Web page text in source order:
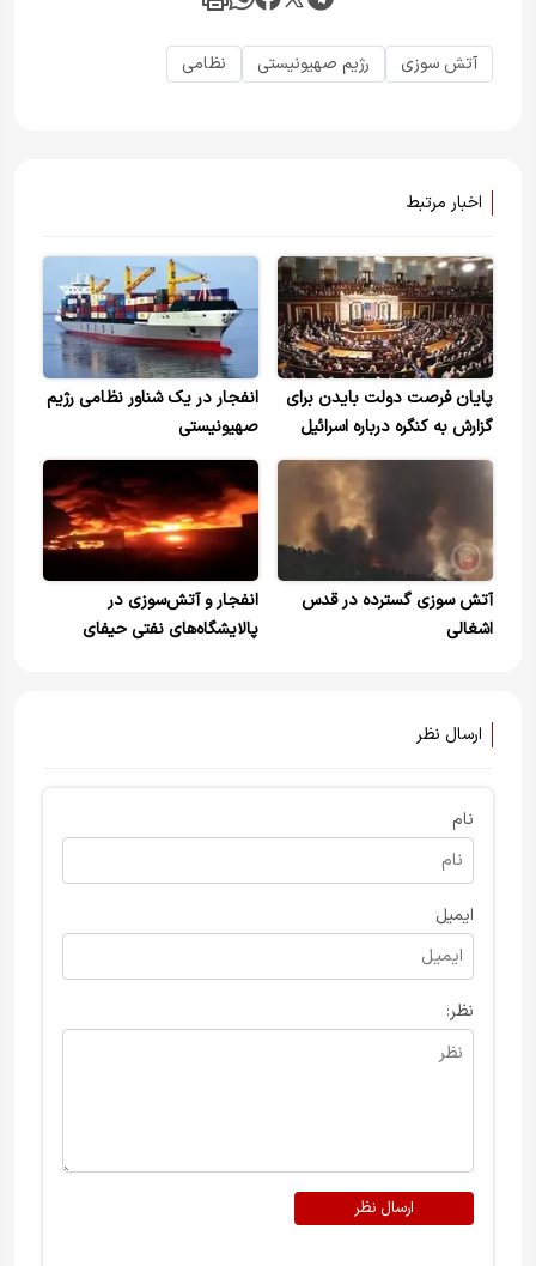
آتش سوزی رژیم صهیونیستی نظامی
اخبار مرتبط
پایان فرصت دولت بایدن برای
گزارش به کنگره درباره اسرائیل
انفجار در یک شناور نظامی رژیم
صهیونیستی
آتش سوزی گسترده در قدس
اشغالی
انفجار و آتش‌سوزی در
پالایشگاه‌های نفتی حیفای
ارسال نظر
نام
ایمیل
نظر:
ارسال نظر